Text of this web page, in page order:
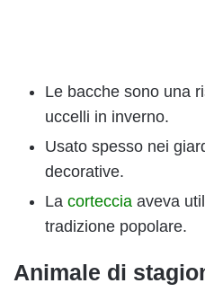
Le bacche sono una
uccelli in inverno.
Usato spesso nei
decorative.
La corteccia aveva
tradizione popolare.
Animale di